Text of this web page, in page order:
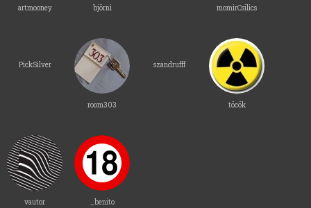
artmooney björni momirCsilics
PickSilver
room303
szandrufff
töcök
vautor _benito